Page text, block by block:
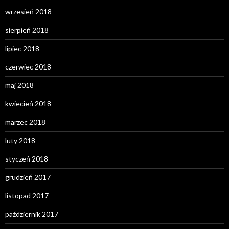
wrzesień 2018
sierpień 2018
lipiec 2018
czerwiec 2018
maj 2018
kwiecień 2018
marzec 2018
luty 2018
styczeń 2018
grudzień 2017
listopad 2017
październik 2017